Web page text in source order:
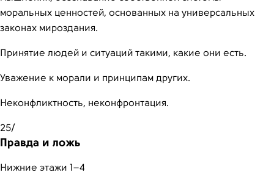
моральных ценностей, основанных на универсальных
законах мироздания.
Принятие людей и ситуаций такими, какие они есть.
Уважение к морали и принципам других.
Неконфликтность, неконфронтация.
25/
Правда и ложь
Нижние этажи 1–4